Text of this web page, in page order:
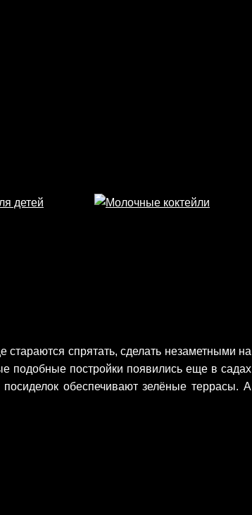
спрятать, сделать незаметными на
подобные постройки появились еще в садах
обеспечивают зелёные террасы. А